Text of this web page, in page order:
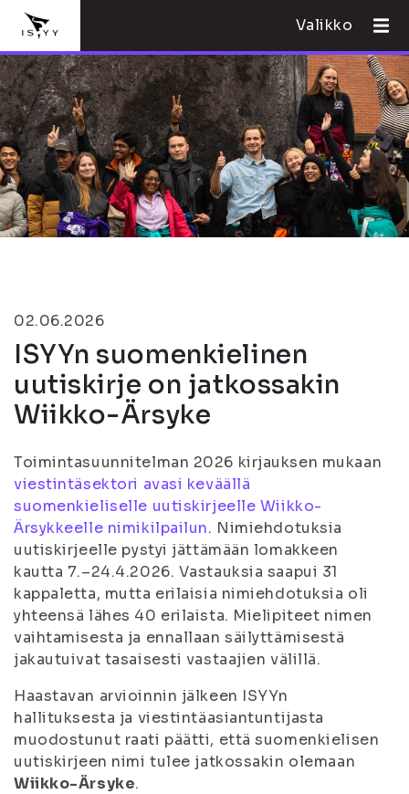
Valikko
02.06.2026
ISYYn suomenkielinen
uutiskirje on jatkossakin
Wiikko-Ärsyke
Toimintasuunnitelman 2026 kirjauksen mukaan
viestintäsektori avasi keväällä
suomenkieliselle uutiskirjeelle Wiikko-
Ärsykkeelle nimikilpailun. Nimiehdotuksia
uutiskirjeelle pystyi jättämään lomakkeen
kautta 7.–24.4.2026. Vastauksia saapui 31
kappaletta, mutta erilaisia nimiehdotuksia oli
yhteensä lähes 40 erilaista. Mielipiteet nimen
vaihtamisesta ja ennallaan säilyttämisestä
jakautuivat tasaisesti vastaajien välillä.
Haastavan arvioinnin jälkeen ISYYn
hallituksesta ja viestintäasiantuntijasta
muodostunut raati päätti, että suomenkielisen
uutiskirjeen nimi tulee jatkossakin olemaan
Wiikko-Ärsyke.